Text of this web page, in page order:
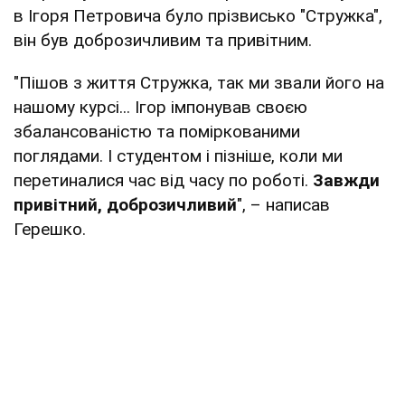
в Ігоря Петровича було прізвисько "Стружка",
він був доброзичливим та привітним.
"Пішов з життя Стружка, так ми звали його на
нашому курсі... Ігор імпонував своєю
збалансованістю та поміркованими
поглядами. І студентом і пізніше, коли ми
перетиналися час від часу по роботі. Завжди
привітний, доброзичливий", – написав
Герешко.